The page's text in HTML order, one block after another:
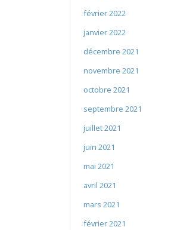
février 2022
janvier 2022
décembre 2021
novembre 2021
octobre 2021
septembre 2021
juillet 2021
juin 2021
mai 2021
avril 2021
mars 2021
février 2021